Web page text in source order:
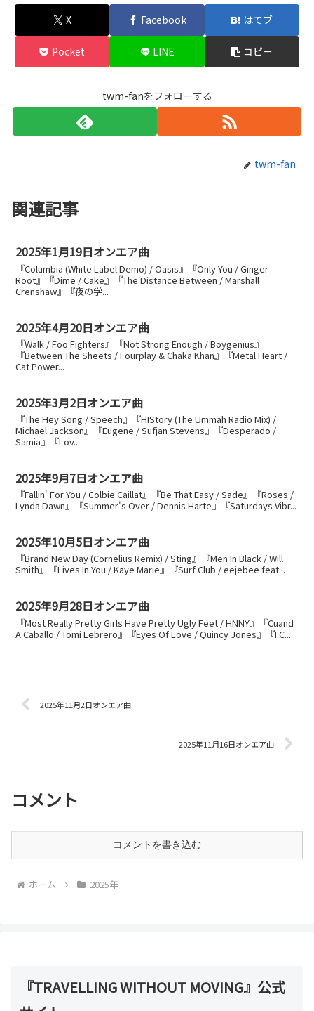
X
Facebook はてブ
Pocket LINE コピー
twm-fanをフォローする
twm-fan
関連記事
2025年1月19日オンエア曲
『Columbia (White Label Demo) / Oasis』『Only You / Ginger
Root』『Dime / Cake』『The Distance Between / Marshall
Crenshaw』『夜の学...
2025年4月20日オンエア曲
『Walk / Foo Fighters』『Not Strong Enough / Boygenius』
『Between The Sheets / Fourplay & Chaka Khan』『Metal Heart /
Cat Power...
2025年3月2日オンエア曲
『The Hey Song / Speech』『HIStory (The Ummah Radio Mix) /
Michael Jackson』『Eugene / Sufjan Stevens』『Desperado /
Samia』『Lov...
2025年9月7日オンエア曲
『Fallin' For You / Colbie Caillat』『Be That Easy / Sade』『Roses /
Lynda Dawn』『Summer's Over / Dennis Harte』『Saturdays Vibr...
2025年10月5日オンエア曲
『Brand New Day (Cornelius Remix) / Sting』『Men In Black / Will
Smith』『Lives In You / Kaye Marie』『Surf Club / eejebee feat...
2025年9月28日オンエア曲
『Most Really Pretty Girls Have Pretty Ugly Feet / HNNY』『Cuand
A Caballo / Tomi Lebrero』『Eyes Of Love / Quincy Jones』『I C...
2025年11月2日オンエア曲
2025年11月16日オンエア曲
コメント
コメントを書き込む
ホーム 2025年
『TRAVELLING WITHOUT MOVING』公式